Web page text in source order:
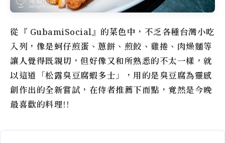
從『 GubamiSocial』的菜色中，不乏各種台灣小吃
入列，像是蚵仔煎蛋、蔥餅、煎餃、雞捲、肉燥麵等
讓人覺得既親切，但好像又和所熟悉的不太一樣，就
以這道「松露臭豆腐蝦多士」，用的是臭豆腐為靈感
創作出的全新嘗試，在侍者推薦下而點，竟然是今晚
最喜歡的料理!!